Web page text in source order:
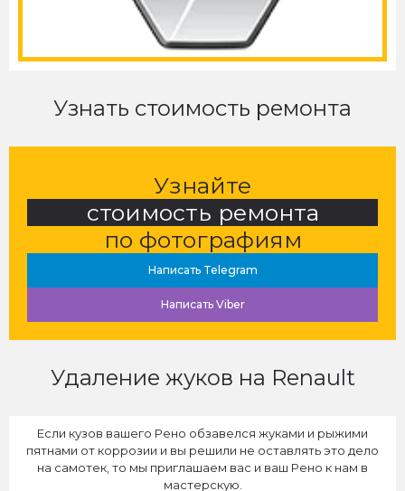
Узнать стоимость ремонта
НаписатьTelegram
НаписатьViber
Узнайте
стоимость ремонта
по фотографиям
Удаление жуков на Renault
Если кузов вашего Рено обзавелся жуками и рыжими
пятнами от коррозии и вы решили не оставлять это дело
на самотек, то мы приглашаем вас и ваш Рено к нам в
мастерскую.